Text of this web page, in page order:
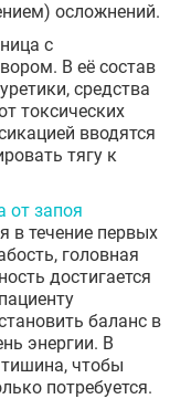
осложнений.
с
В её состав
средства
токсических
вводятся
тягу к
от запоя
в течение первых
головная
достигается
баланс в
энергии. В
тишина, чтобы
потребуется.